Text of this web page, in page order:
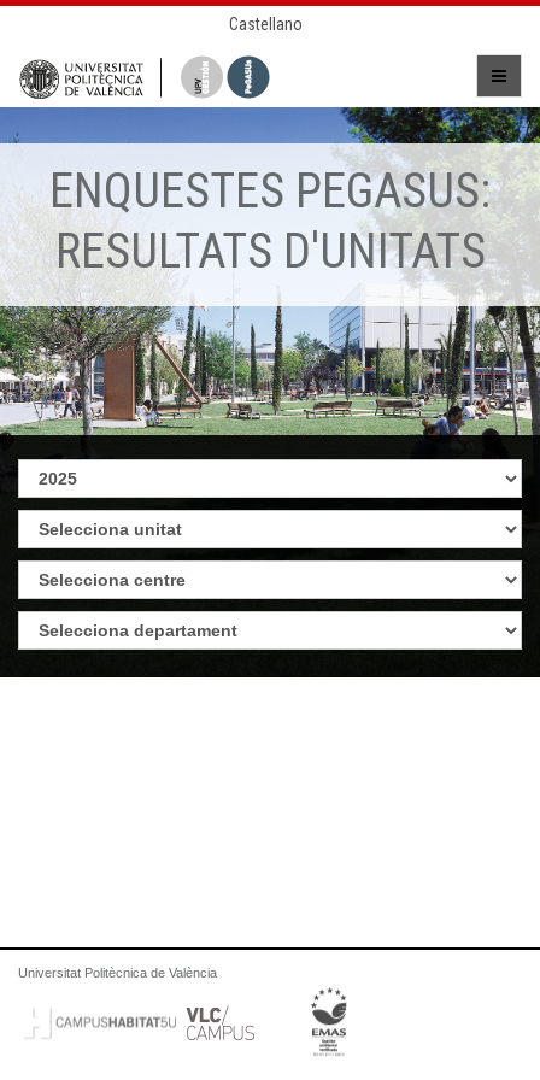
Castellano
ENQUESTES PEGASUS:
RESULTATS D'UNITATS
Universitat Politècnica de València